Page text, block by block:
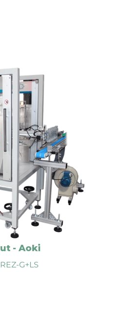
- Aoki
G+LS
para la extracción de
noble y segura, de las
soplado tipo AOKI. Se
según modelo de
(250, 350 y 500).
roces en los envases,
ordenamiento para su
o empaquetado
paletizado.
con un
de poros